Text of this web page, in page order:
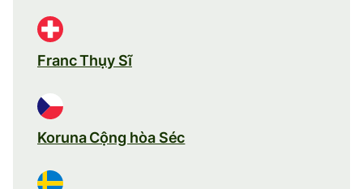
Franc Thụy Sĩ
Koruna Cộng hòa Séc